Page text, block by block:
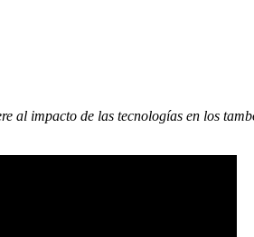
al impacto de las tecnologías en los